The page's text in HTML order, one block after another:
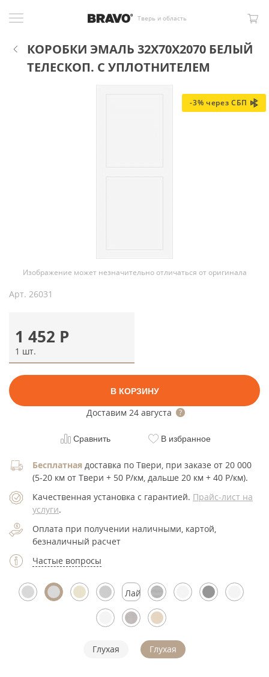
Тверь и область
КОРОБКИ ЭМАЛЬ 32X70X2070 БЕЛЫЙ
ТЕЛЕСКОП. С УПЛОТНИТЕЛЕМ
-3% через СБП
Изображение может незначительно отличаться от оригинала
Арт. 26031
1 452 Р
1 шт.
В КОРЗИНУ
Доставим 24 августа
Сравнить В избранное
Бесплатная доставка по Твери, при заказе от 20 000
(5-20 км от Твери + 50 Р/км, дальше 20 км + 40 Р/км).
Качественная установка с гарантией. Прайс-лист на
услуги.
Оплата при получении наличными, картой,
безналичный расчет
Частые вопросы
Лайтмокко
Глухая Глухая